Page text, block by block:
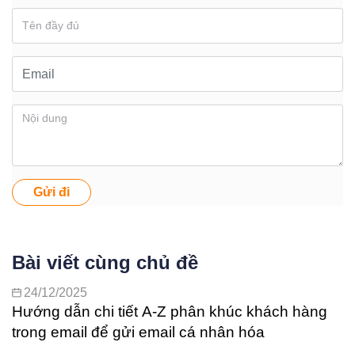
Gửi đi
Bài viết cùng chủ đề
24/12/2025
Hướng dẫn chi tiết A-Z phân khúc khách hàng
trong email để gửi email cá nhân hóa